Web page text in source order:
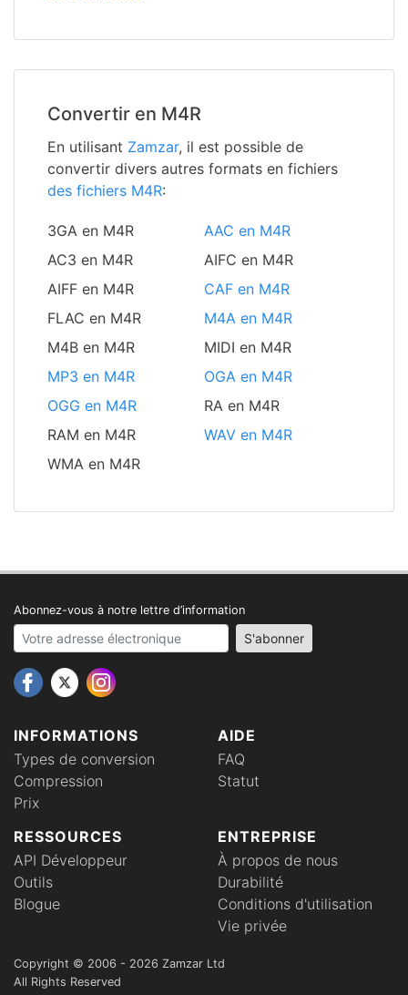
Convertir en M4R
En utilisant Zamzar, il est possible de
convertir divers autres formats en fichiers
des fichiers M4R:
3GA en M4R
AAC en M4R
AC3 en M4R
AIFC en M4R
AIFF en M4R
CAF en M4R
FLAC en M4R
M4A en M4R
M4B en M4R
MIDI en M4R
MP3 en M4R
OGA en M4R
OGG en M4R
RA en M4R
RAM en M4R
WAV en M4R
WMA en M4R
INFORMATIONS
Types de conversion
Compression
Prix
AIDE
FAQ
Statut
RESSOURCES
API Développeur
Outils
Blogue
ENTREPRISE
À propos de nous
Durabilité
Conditions d'utilisation
Vie privée
Abonnez-vous à notre lettre d’information
Your email address S'abonner
Copyright © 2006 - 2026 Zamzar Ltd
All Rights Reserved